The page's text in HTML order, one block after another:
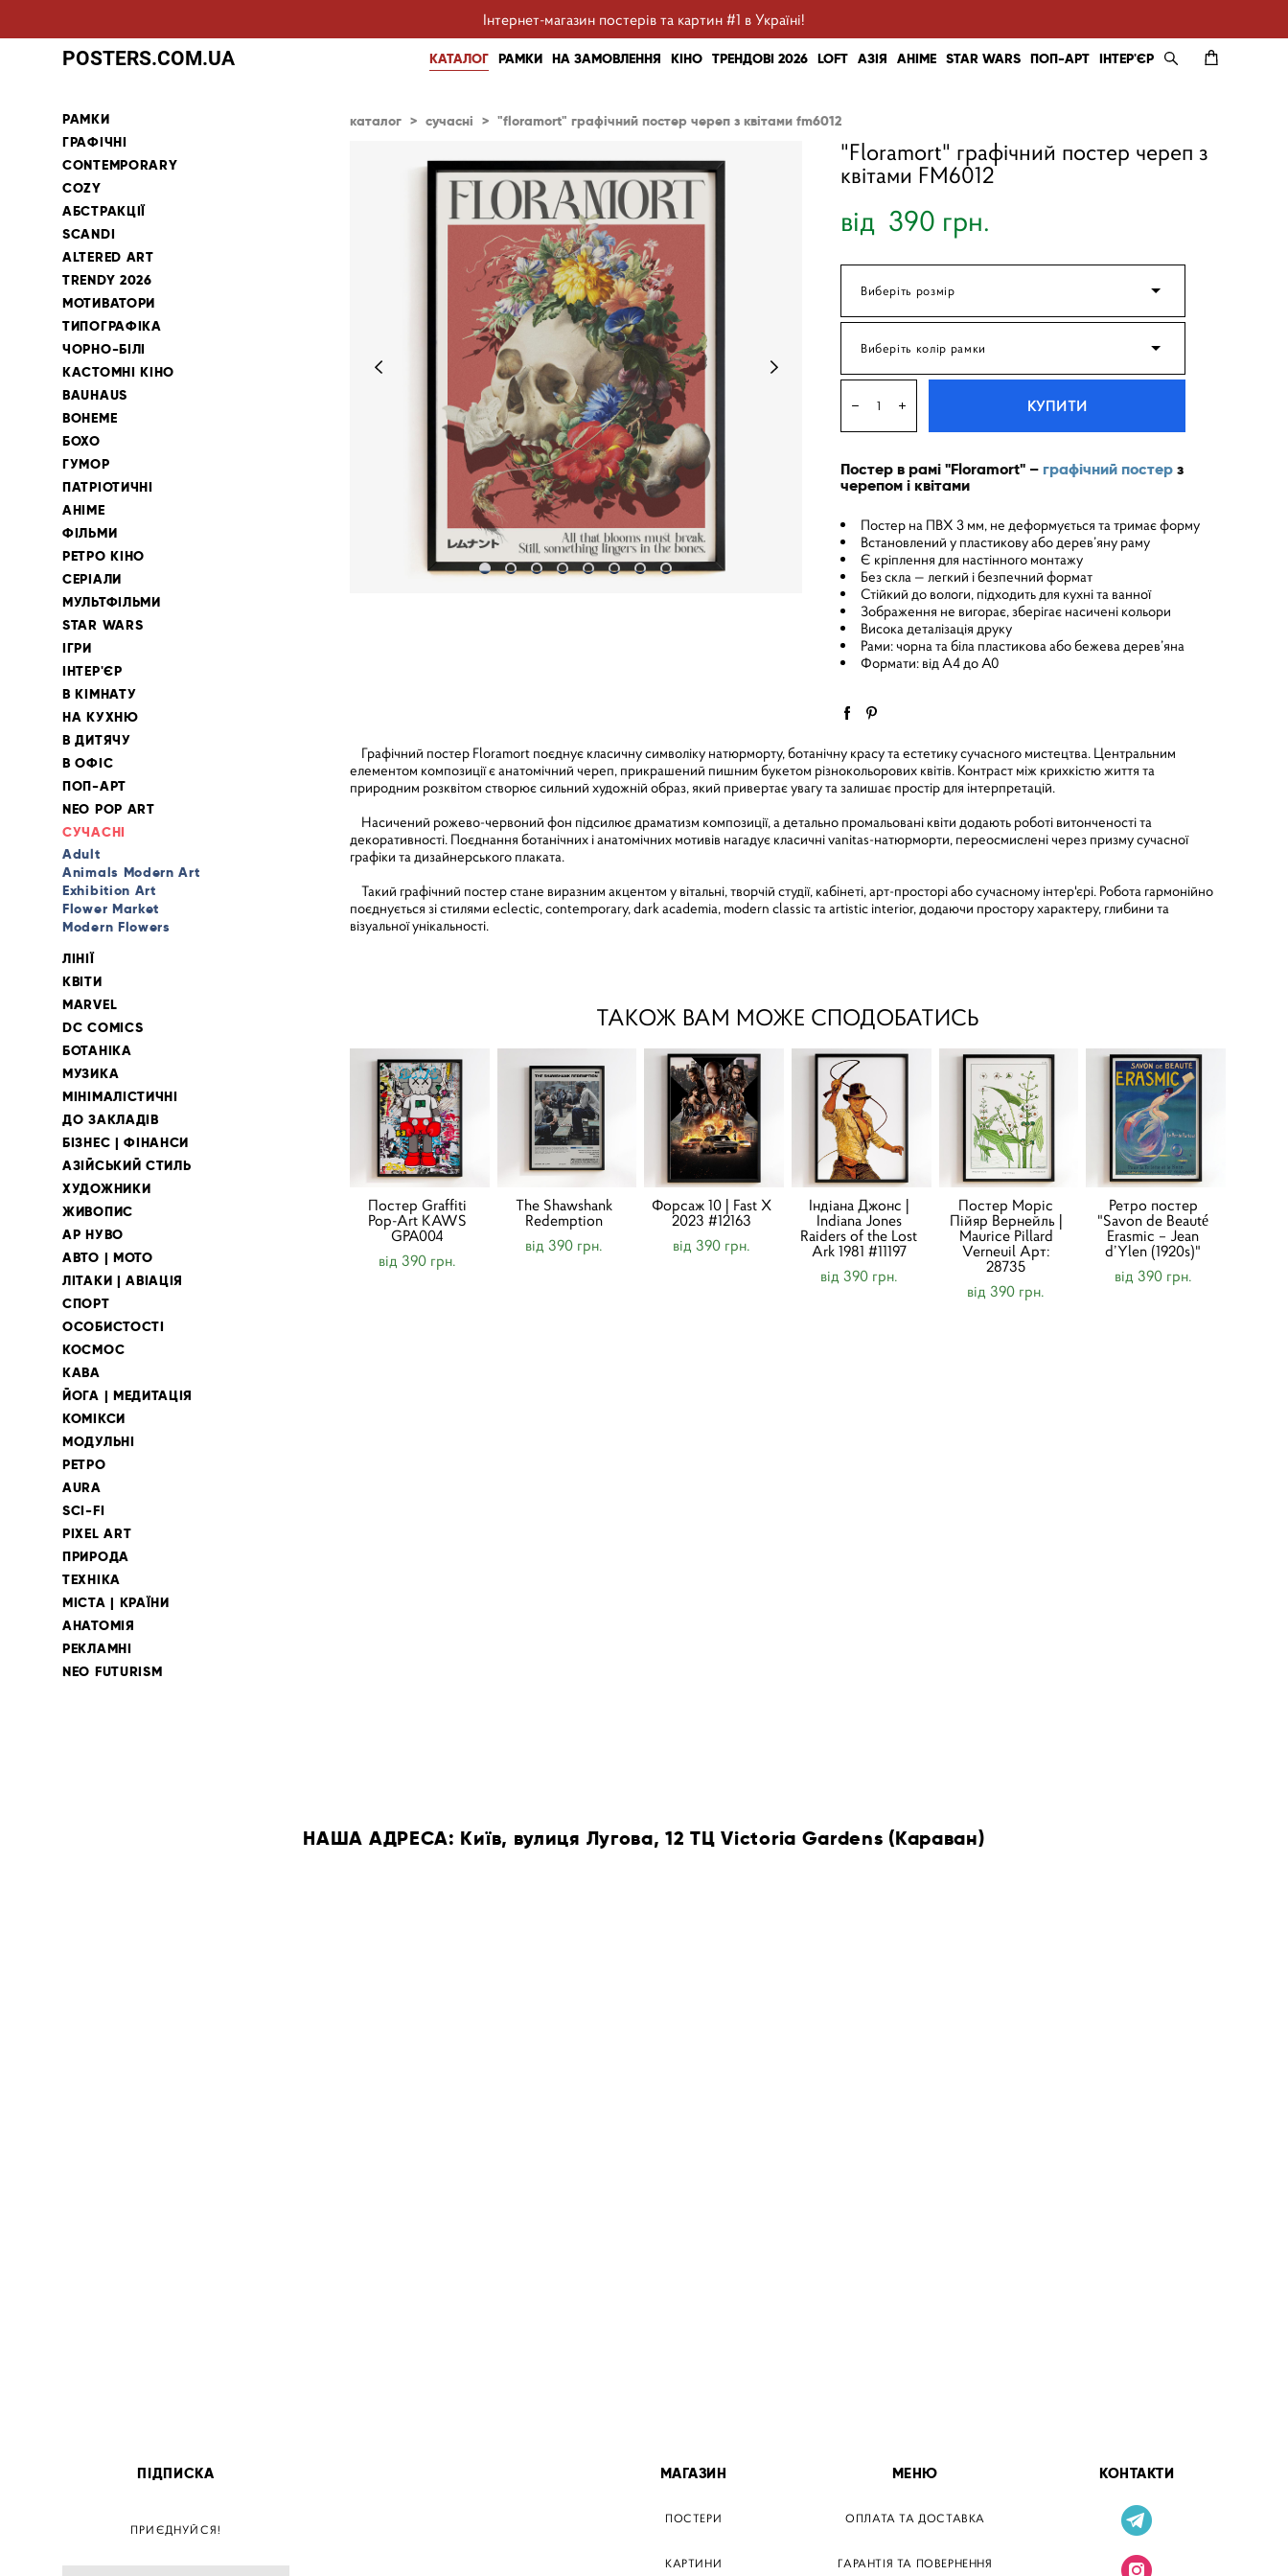
Інтернет-магазин постерів та картин #1 в Україні!
POSTERS.COM.UA КАТАЛОГ РАМКИ НА ЗАМОВЛЕННЯ КІНО ТРЕНДОВІ 2026 LOFT АЗІЯ АНІМЕ STAR WARS ПОП-АРТ ІНТЕР'ЄР
РАМКИ
ГРАФІЧНІ
CONTEMPORARY
COZY
АБСТРАКЦІЇ
SCANDI
ALTERED ART
TRENDY 2026
МОТИВАТОРИ
ТИПОГРАФІКА
ЧОРНО-БІЛІ
КАСТОМНІ КІНО
BAUHAUS
BOHEME
БОХО
ГУМОР
ПАТРІОТИЧНІ
АНІМЕ
ФІЛЬМИ
РЕТРО КІНО
СЕРІАЛИ
МУЛЬТФІЛЬМИ
STAR WARS
ІГРИ
ІНТЕР'ЄР
В КІМНАТУ
НА КУХНЮ
В ДИТЯЧУ
В ОФІС
ПОП-АРТ
NEO POP ART
СУЧАСНІ
Adult
Animals Modern Art
Exhibition Art
Flower Market
Modern Flowers
ЛІНІЇ
КВІТИ
MARVEL
DC COMICS
БОТАНІКА
МУЗИКА
МІНІМАЛІСТИЧНІ
ДО ЗАКЛАДІВ
БІЗНЕС | ФІНАНСИ
АЗІЙСЬКИЙ СТИЛЬ
ХУДОЖНИКИ
ЖИВОПИС
АР НУВО
АВТО | МОТО
ЛІТАКИ | АВІАЦІЯ
СПОРТ
ОСОБИСТОСТІ
КОСМОС
КАВА
ЙОГА | МЕДИТАЦІЯ
КОМІКСИ
МОДУЛЬНІ
РЕТРО
AURA
SCI-FI
PIXEL ART
ПРИРОДА
ТЕХНІКА
МІСТА | КРАЇНИ
АНАТОМІЯ
РЕКЛАМНІ
NEO FUTURISM
каталог > сучасні > "floramort" графічний постер череп з квітами fm6012
"Floramort" графічний постер череп з
квітами FM6012
від 390 грн.
Виберіть розмір
Виберіть колір рамки
КУПИТИ
Постер в рамі "Floramort" – графічний постерз
черепом і квітами
Постер на ПВХ 3 мм, не деформується та тримає форму
Встановлений у пластикову або дерев’яну раму
Є кріплення для настінного монтажу
Без скла — легкий і безпечний формат
Стійкий до вологи, підходить для кухні та ванної
Зображення не вигорає, зберігає насичені кольори
Висока деталізація друку
Рами: чорна та біла пластикова або бежева дерев’яна
Формати: від A4 до A0
Графічний постер Floramort поєднує класичну символіку натюрморту, ботанічну красу та естетику сучасного мистецтва. Центральним
елементом композиції є анатомічний череп, прикрашений пишним букетом різнокольорових квітів. Контраст між крихкістю життя та
природним розквітом створює сильний художній образ, який привертає увагу та залишає простір для інтерпретацій.
Насичений рожево-червоний фон підсилює драматизм композиції, а детально промальовані квіти додають роботі витонченості та
декоративності. Поєднання ботанічних і анатомічних мотивів нагадує класичні vanitas-натюрморти, переосмислені через призму сучасної
графіки та дизайнерського плаката.
Такий графічний постер стане виразним акцентом у вітальні, творчій студії, кабінеті, арт-просторі або сучасному інтер'єрі. Робота гармонійно
поєднується зі стилями eclectic, contemporary, dark academia, modern classic та artistic interior, додаючи простору характеру, глибини та
візуальної унікальності.
ТАКОЖ ВАМ МОЖЕ СПОДОБАТИСЬ
Постер Graffiti
Pop-Art KAWS
GPA004
від 390 грн.
The Shawshank
Redemption
від 390 грн.
Форсаж 10 | Fast X
2023 #12163
від 390 грн.
Індіана Джонс |
Indiana Jones
Raiders of the Lost
Ark 1981 #11197
від 390 грн.
Постер Моріс
Пійяр Вернейль |
Maurice Pillard
Verneuil Арт:
28735
від 390 грн.
Ретро постер
"Savon de Beauté
Erasmic – Jean
d’Ylen (1920s)"
від 390 грн.
НАША АДРЕСА: Київ, вулиця Лугова, 12 ТЦ Victoria Gardens (Караван)
ПІДПИСКА
ПРИЄДНУЙСЯ!
МАГАЗИН
ПОСТЕРИ
КАРТИНИ
МЕНЮ
ОПЛАТА ТА ДОСТАВКА
ГАРАНТІЯ ТА ПОВЕРНЕННЯ
КОНТАКТИ